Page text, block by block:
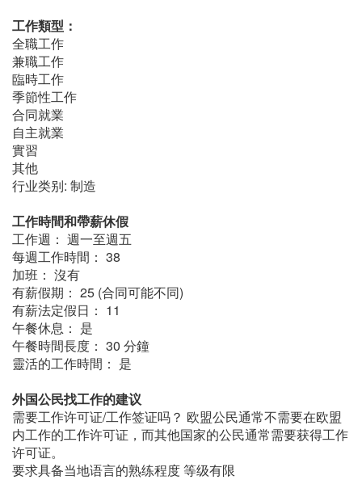
工作類型：
全職工作
兼職工作
臨時工作
季節性工作
合同就業
自主就業
實習
其他
行业类别: 制造
工作時間和帶薪休假
工作週： 週一至週五
每週工作時間： 38
加班： 沒有
有薪假期： 25 (合同可能不同)
有薪法定假日： 11
午餐休息： 是
午餐時間長度： 30 分鐘
靈活的工作時間： 是
外国公民找工作的建议
需要工作许可证/工作签证吗？ 欧盟公民通常不需要在欧盟
内工作的工作许可证，而其他国家的公民通常需要获得工作
许可证。
要求具备当地语言的熟练程度 等级有限